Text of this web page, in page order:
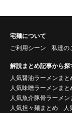
宅麺について
ご利用シーン
私達の
解説まとめ記事から探
人気醤油ラーメンまと
人気味噌ラーメンまと
人気魚介豚骨ラーメン
人気担々麺まとめ
人